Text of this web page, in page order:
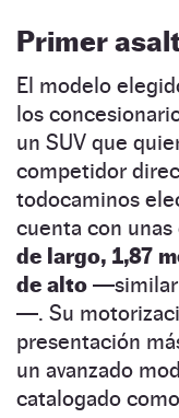
Primer
El modelo
los
un SUV que
competidor
todocaminos
cuenta con
de largo, 1,87
de alto —similar
—. Su
presentación
un avanzado
catalogado